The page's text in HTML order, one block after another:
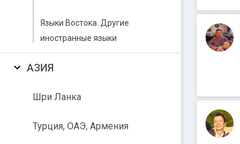
Языки Востока. Другие
иностранные языки
АЗИЯ
Шри Ланка
Турция, ОАЭ, Армения